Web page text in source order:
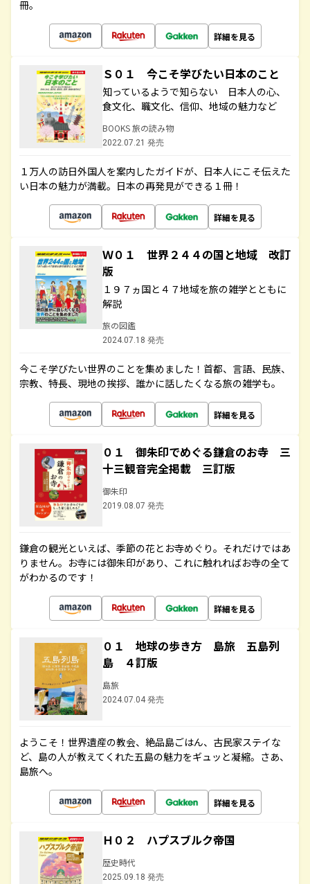
冊。
詳細を見る
Ｓ０１ 今こそ学びたい日本のこと
知っているようで知らない 日本人の心、
食文化、職文化、信仰、地域の魅力など
BOOKS 旅の読み物
2022.07.21 発売
１万人の訪日外国人を案内したガイドが、日本人にこそ伝えた
い日本の魅力が満載。日本の再発見ができる１冊！
詳細を見る
Ｗ０１ 世界２４４の国と地域 改訂
版
１９７ヵ国と４７地域を旅の雑学とともに
解説
旅の図鑑
2024.07.18 発売
今こそ学びたい世界のことを集めました！首都、言語、民族、
宗教、特長、現地の挨拶、誰かに話したくなる旅の雑学も。
詳細を見る
０１ 御朱印でめぐる鎌倉のお寺 三
十三観音完全掲載 三訂版
御朱印
2019.08.07 発売
鎌倉の観光といえば、季節の花とお寺めぐり。それだけではあ
りません。お寺には御朱印があり、これに触れればお寺の全て
がわかるのです！
詳細を見る
０１ 地球の歩き方 島旅 五島列
島 ４訂版
島旅
2024.07.04 発売
ようこそ！世界遺産の教会、絶品島ごはん、古民家ステイな
ど、島の人が教えてくれた五島の魅力をギュッと凝縮。さあ、
島旅へ。
詳細を見る
Ｈ０２ ハプスブルク帝国
歴史時代
2025.09.18 発売